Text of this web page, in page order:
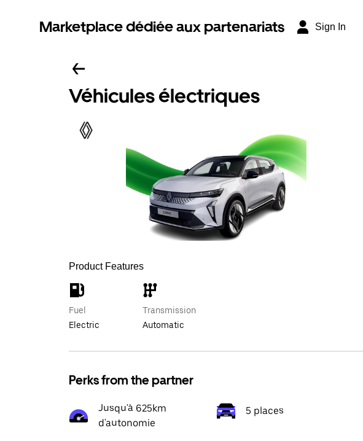
Marketplace dédiée aux partenariats Sign In
Véhicules électriques
Product Features
Fuel
Electric
Transmission
Automatic
Perks from the partner
Jusqu'à 625km
d'autonomie
5 places